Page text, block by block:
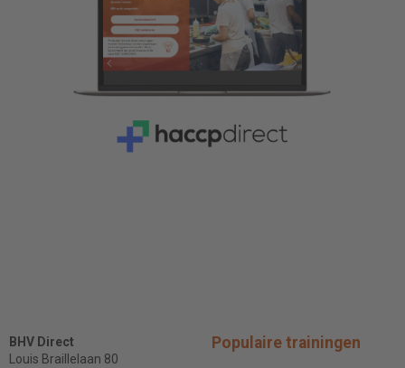
BHV Direct
Louis Braillelaan 80
Populaire trainingen